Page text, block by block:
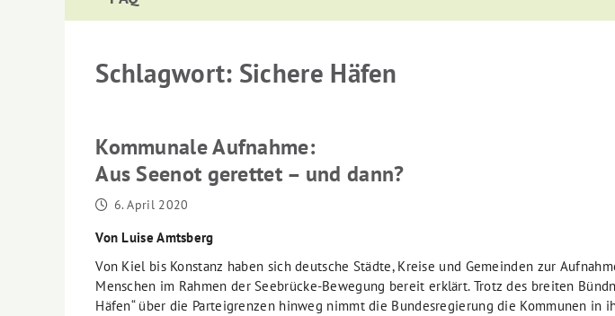
Schlagwort: Sichere Häfen
Kommunale Aufnahme:
Aus Seenot gerettet – und dann?
6. April 2020
Von Luise Amtsberg
Von Kiel bis Konstanz haben sich deutsche Städte, Kreise und Gemeinden zur
Menschen im Rahmen der Seebrücke-Bewegung bereit erklärt. Trotz des breiten
Häfen“ über die Parteigrenzen hinweg nimmt die Bundesregierung die Kommunen in